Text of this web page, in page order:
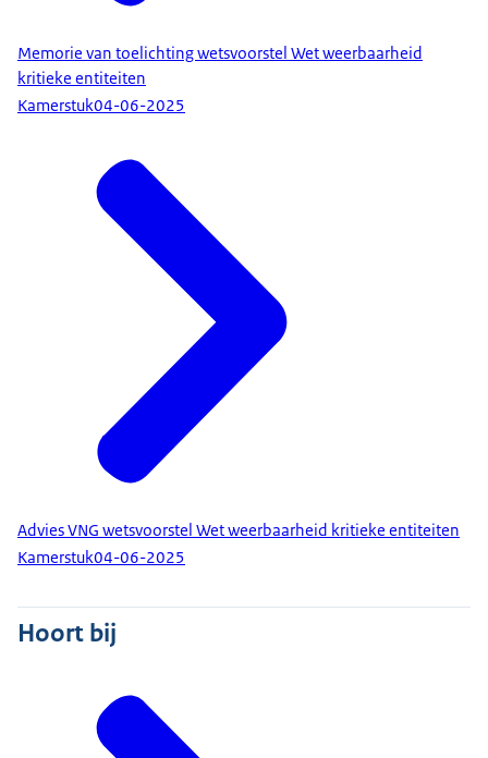
Memorie van toelichting wetsvoorstel Wet weerbaarheid
kritieke entiteiten
Kamerstuk04-06-2025
Advies VNG wetsvoorstel Wet weerbaarheid kritieke entiteiten
Kamerstuk04-06-2025
Hoort bij